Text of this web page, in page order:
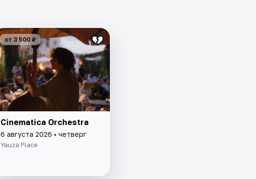
от 3 500 ₽
Cinematica Orchestra
6 августа 2026 • четверг
Yauza Place